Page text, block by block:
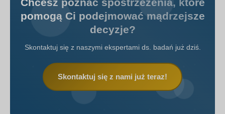
Chcesz poznać spostrzeżenia, które
pomogą Ci podejmować mądrzejsze
decyzje?
Skontaktuj się z naszymi ekspertami ds. badań już dziś.
Skontaktuj się z nami już teraz!